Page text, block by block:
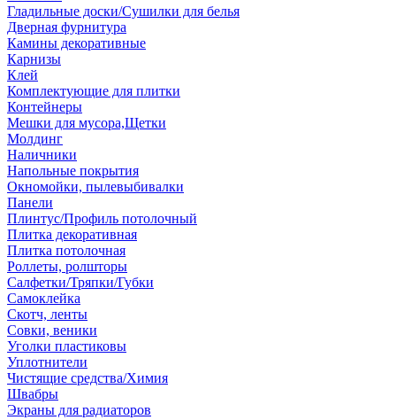
Гладильные доски/Сушилки для белья
Дверная фурнитура
Камины декоративные
Карнизы
Клей
Комплектующие для плитки
Контейнеры
Мешки для мусора,Щетки
Молдинг
Наличники
Напольные покрытия
Окномойки, пылевыбивалки
Панели
Плинтус/Профиль потолочный
Плитка декоративная
Плитка потолочная
Роллеты, ролшторы
Салфетки/Тряпки/Губки
Самоклейка
Скотч, ленты
Совки, веники
Уголки пластиковы
Уплотнители
Чистящие средства/Химия
Швабры
Экраны для радиаторов